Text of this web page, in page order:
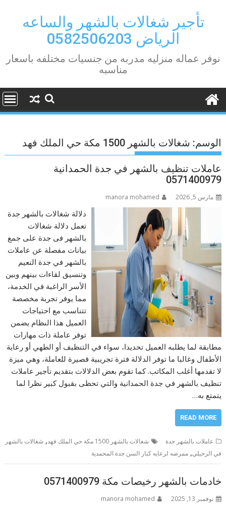
contentتأجير شغالات بالشهر والساعه
الرياض 0582506203
نوفر عماله منزليه مدربه من جنسيات مختلفه باسعار
مناسبه
الوسم: شغالات بالشهر 1500 مكة حي الملك فهد
عاملات تنظيف بالشهر في جدة الحمدانية
0571400979
مارس 5, 2026 manora mohamed
دلالة شغالات بالشهر جدة
تعمل دلالة شغالات
بالشهر فى جدة على جمع
بيانات مفصلة عن عاملات
بالشهر في جدة النعيم
وتنسيق لقاءات بينهم وبين
الأسر الراغبة في الخدمة،
مما يوفر تجربة مخصصة
تتناسب مع احتياجات
العميل هذا النظام يضمن
توفر عاملة ذات مهارات
مطابقة لما يطلبه العميل تحديدا، سواء في التنظيف أو الطهي أو رعاية
الأطفال وغالبا ما توفر الدلالة فترة تجريبية قصيرة للعاملة، وهي ميزة
لا تقدمها أغلب المكاتب. كما تقوم بعض الدلالات بتقديم تأجير عاملات
تنظيف بالشهر في جدة الحمدانية والتي تحظى بقبول كبير نظرا لما
يتمتع به…
READ MORE
عاملات بالشهر جدة شغالات بالشهر 1500 مكة حي الملك فهد , شغالات بالشهر
في الرحيلي,ممرضه لرعايه كبار السن جدة المحمدية
خادمات بالشهر رخيصات مكة 0571400979
نوفمبر 13, 2025 manora mohamed